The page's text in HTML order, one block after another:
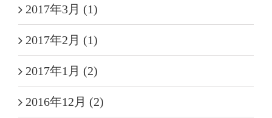
2017年3月 (1)
2017年2月 (1)
2017年1月 (2)
2016年12月 (2)